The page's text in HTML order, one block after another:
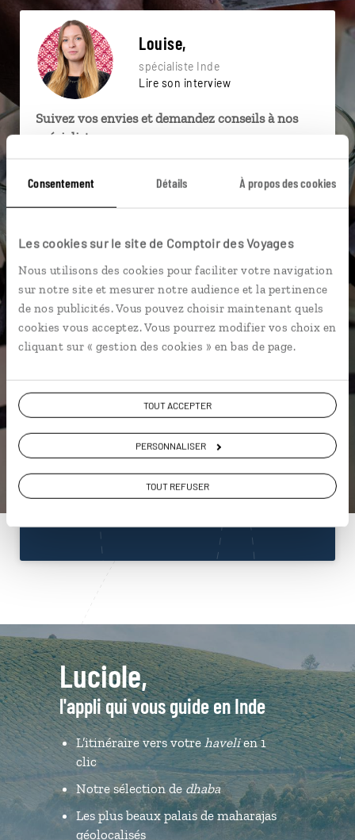
Consentement Détails À propos des cookies
Les cookies sur le site de Comptoir des Voyages
Nous utilisons des cookies pour faciliter votre navigation
sur notre site et mesurer notre audience et la pertinence
de nos publicités. Vous pouvez choisir maintenant quels
cookies vous acceptez. Vous pourrez modifier vos choix en
cliquant sur « gestion des cookies » en bas de page.
TOUT ACCEPTER
PERSONNALISER
TOUT REFUSER
Louise,
spécialiste Inde
Lire son interview
Suivez vos envies et demandez conseils à nos
spécialistes
près de vos envies et de la réalité du pays.
connectés en agence, mais aussi par email ou
Vous gardez le même interlocuteur avant,
pendant et après votre voyage.
Construisez votre voyage avec un spécialiste Inde
01 86 95 65 25
Luciole,
l'appli qui vous guide en Inde
L’itinéraire vers votre havelien 1
clic
Notre sélection de dhaba
Les plus beaux palais de maharajas
géolocalisés